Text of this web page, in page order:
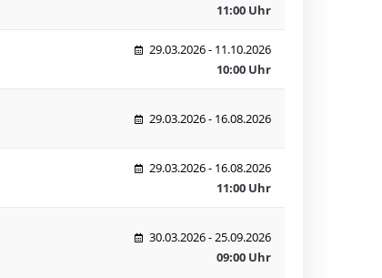
11:00 Uhr
29.03.2026 - 11.10.2026
10:00 Uhr
29.03.2026 - 16.08.2026
29.03.2026 - 16.08.2026
11:00 Uhr
30.03.2026 - 25.09.2026
09:00 Uhr